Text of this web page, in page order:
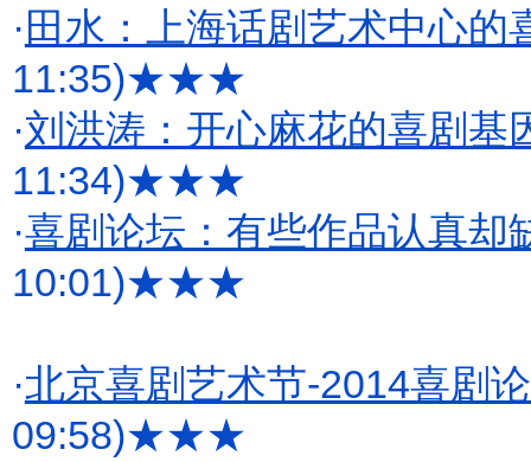
· 田水：上海话剧艺术中心的
11:35)★★★
·刘洪涛：开心麻花的喜剧基
11:34)★★★
·喜剧论坛：有些作品认真却
10:01)★★★
·北京喜剧艺术节-2014喜剧
09:58)★★★